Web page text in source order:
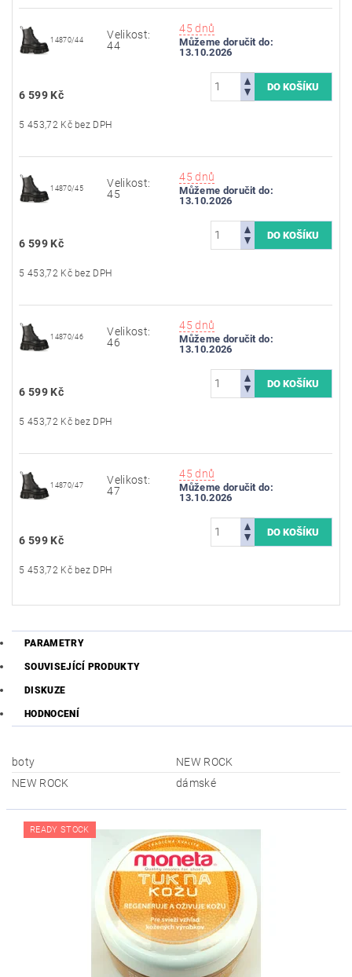
14870/44
Velikost:
44
45 dnů
Můžeme doručit do:
13.10.2026
6 599 Kč
5 453,72 Kč bez DPH
14870/45
Velikost:
45
45 dnů
Můžeme doručit do:
13.10.2026
6 599 Kč
5 453,72 Kč bez DPH
14870/46
Velikost:
46
45 dnů
Můžeme doručit do:
13.10.2026
6 599 Kč
5 453,72 Kč bez DPH
14870/47
Velikost:
47
45 dnů
Můžeme doručit do:
13.10.2026
6 599 Kč
5 453,72 Kč bez DPH
PARAMETRY
SOUVISEJÍCÍ PRODUKTY
DISKUZE
HODNOCENÍ
boty
NEW ROCK
NEW ROCK
dámské
READY STOCK